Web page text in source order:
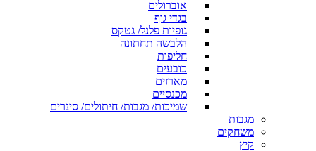
אוברולים
בגדי גוף
גופיות פלנל/ גטקס
הלבשה תחתונה
חליפות
כובעים
מארזים
מכנסיים
שמיכות/ מגבות/ חיתולים/ סינרים
מגבות
משחקים
קיץ